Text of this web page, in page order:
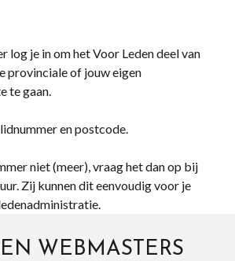
log je in om het Voor Leden deel van
provinciale of jouw eigen
te gaan.
en postcode.
niet (meer), vraag het dan op bij
Zij kunnen dit eenvoudig voor je
WEBMASTERS